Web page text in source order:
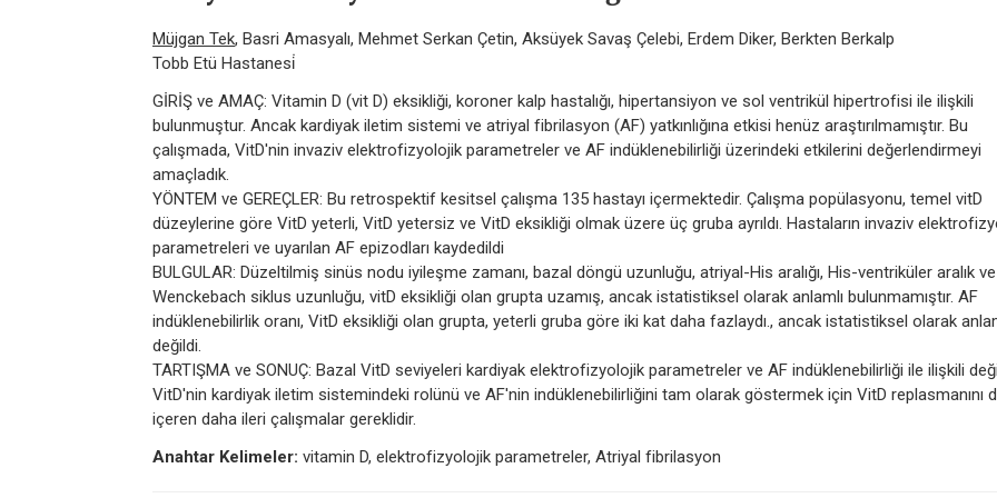
Müjgan Tek, Basri Amasyalı, Mehmet Serkan Çetin, Aksüyek Savaş Çelebi, Erdem Diker, Berkten Berkalp
Tobb Etü Hastanesi̇
GİRİŞ ve AMAÇ: Vitamin D (vit D) eksikliği, koroner kalp hastalığı, hipertansiyon ve sol ventrikül hipertrofisi ile ilişkili
bulunmuştur. Ancak kardiyak iletim sistemi ve atriyal fibrilasyon (AF) yatkınlığına etkisi henüz araştırılmamıştır. Bu
çalışmada, VitD'nin invaziv elektrofizyolojik parametreler ve AF indüklenebilirliği üzerindeki etkilerini değerlendirmeyi
amaçladık.
YÖNTEM ve GEREÇLER: Bu retrospektif kesitsel çalışma 135 hastayı içermektedir. Çalışma popülasyonu, temel vitD
düzeylerine göre VitD yeterli, VitD yetersiz ve VitD eksikliği olmak üzere üç gruba ayrıldı. Hastaların invaziv
parametreleri ve uyarılan AF epizodları kaydedildi
BULGULAR: Düzeltilmiş sinüs nodu iyileşme zamanı, bazal döngü uzunluğu, atriyal-His aralığı, His-ventriküler aralık ve
Wenckebach siklus uzunluğu, vitD eksikliği olan grupta uzamış, ancak istatistiksel olarak anlamlı bulunmamıştır. AF
indüklenebilirlik oranı, VitD eksikliği olan grupta, yeterli gruba göre iki kat daha fazlaydı., ancak istatistiksel olarak
değildi.
TARTIŞMA ve SONUÇ: Bazal VitD seviyeleri kardiyak elektrofizyolojik parametreler ve AF indüklenebilirliği ile ilişkili
VitD'nin kardiyak iletim sistemindeki rolünü ve AF'nin indüklenebilirliğini tam olarak göstermek için VitD replasmanını
içeren daha ileri çalışmalar gereklidir.
Anahtar Kelimeler: vitamin D, elektrofizyolojik parametreler, Atriyal fibrilasyon